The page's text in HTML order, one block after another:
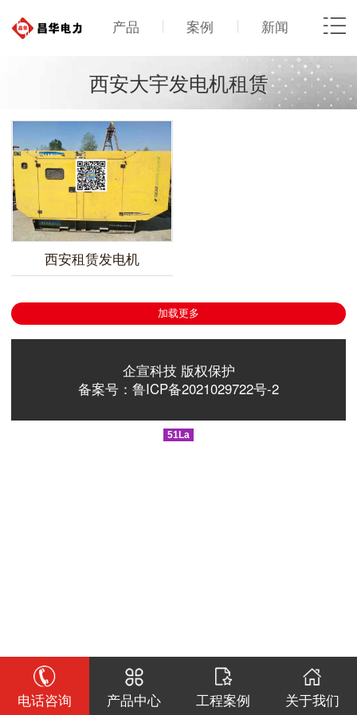
产品 案例 新闻
西安大宇发电机租赁
西安租赁发电机
加载更多
企宣科技 版权保护
备案号：鲁ICP备2021029722号-2
电话咨询 产品中心 工程案例 关于我们
51La